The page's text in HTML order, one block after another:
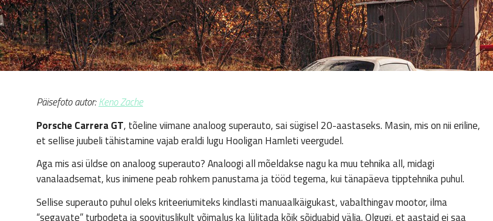
Päisefoto autor:Keno Zache
Porsche Carrera GT, tõeline viimane analoog superauto, sai sügisel 20-aastaseks. Masin, mis on nii eriline,
et sellise juubeli tähistamine vajab eraldi lugu Hooligan Hamleti veergudel.
Aga mis asi üldse on analoog superauto? Analoogi all mõeldakse nagu ka muu tehnika all, midagi
vanalaadsemat, kus inimene peab rohkem panustama ja tööd tegema, kui tänapäeva tipptehnika puhul.
Sellise superauto puhul oleks kriteeriumiteks kindlasti manuaalkäigukast, vabalthingav mootor, ilma
“segavate” turbodeta ja soovituslikult võimalus ka lülitada kõik sõiduabid välja. Olgugi, et aastaid ei saa